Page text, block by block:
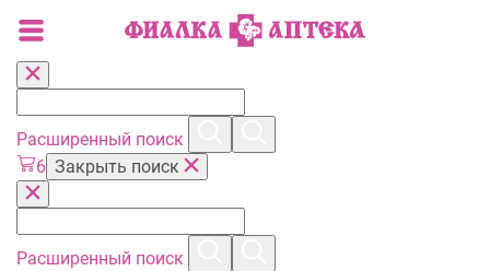
Расширенный поиск
6 Закрыть поиск
Расширенный поиск